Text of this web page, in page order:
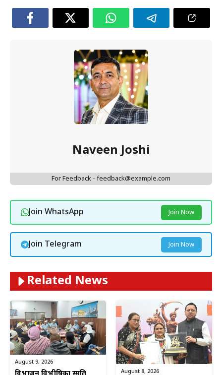
Naveen Joshi
For Feedback - feedback@example.com
Join WhatsApp Join Now
Join Telegram Join Now
Related News
August 9, 2026
August 8, 2026